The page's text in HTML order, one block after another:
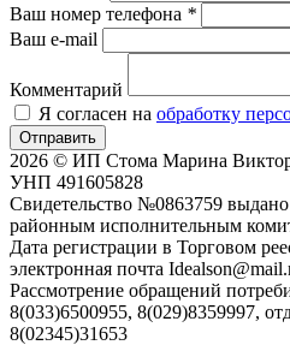
Ваш номер телефона *
Ваш e-mail
Комментарий
Я согласен на обработку
Отправить
2026 © ИП Стома Марина
УНП 491605828
Свидетельство №0863759
районным исполнительным
Дата регистрации в Торговом
электронная почта
Рассмотрение обращений
8(033)6500955, 8(029)8359997,
8(02345)31653